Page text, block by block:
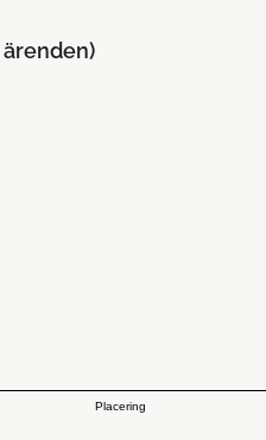
Placering